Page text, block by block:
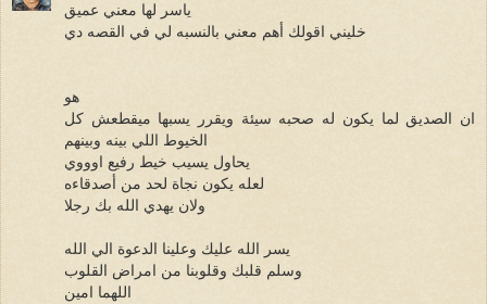
ياسر لها معني عميق
خليني اقولك أهم معني بالنسبه لي في القصه دي
هو
ان الصديق لما يكون له صحبه سيئة ويقرر يسبها ميقطعش كل
الخيوط اللي بينه وبينهم
يحاول يسيب خيط رفيع اوووي
لعله يكون نجاة لحد من أصدقاءه
ولان يهدي الله بك رجلا
يسر الله عليك وعلينا الدعوة الي الله
وسلم قلبك وقلوبنا من امراض القلوب
اللهما امين